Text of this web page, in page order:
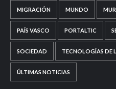
MIGRACIÓN MUNDO
PAÍS VASCO PORTALTIC
SOCIEDAD TECNOLOGÍAS DE
ÚLTIMAS NOTICIAS